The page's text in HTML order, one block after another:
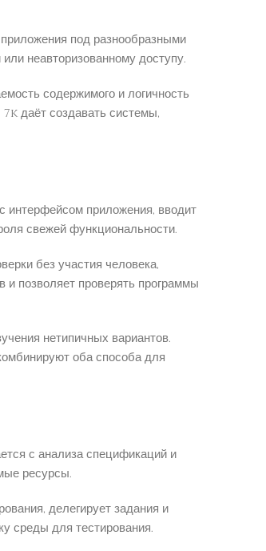
под разнообразными
неавторизованному доступу.
содержимого и логичность
даёт создавать системы,
интерфейсом приложения, вводит
свежей функциональности.
без участия человека,
позволяет проверять программы
нетипичных вариантов.
оба способа для
с анализа спецификаций и
ресурсы.
делегирует задания и
среды для тестирования.